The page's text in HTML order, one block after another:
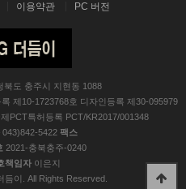
이용약관 PC 버전
북도 충주시 지현동 1088
제10-1723768호 디자인등록 제30-095979
PCT특허등록 PCT/KR2017/001348
043)842-5422 팩스
2021-충북충주-0240
책임자 이은지
이. All Rights Reserved.